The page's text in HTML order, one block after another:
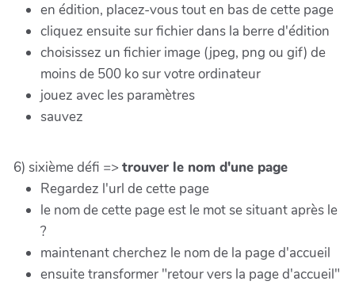
en édition, placez-vous tout en bas de cette page
cliquez ensuite sur fichier dans la berre d'édition
choisissez un fichier image (jpeg, png ou gif) de
moins de 500 ko sur votre ordinateur
jouez avec les paramètres
sauvez
6) sixième défi => trouver le nom d'une page
Regardez l'url de cette page
le nom de cette page est le mot se situant après le
?
maintenant cherchez le nom de la page d'accueil
ensuite transformer "retour vers la page d'accueil"